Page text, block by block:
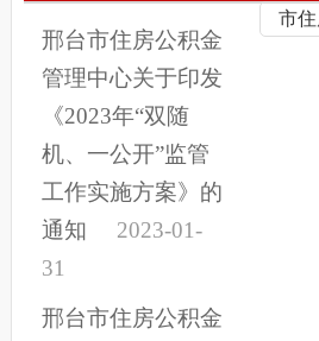
市
邢台市住房公积金
管理中心关于印发
《2023年“双随
机、一公开”监管
工作实施方案》的
通知
2023-01-
31
邢台市住房公积金